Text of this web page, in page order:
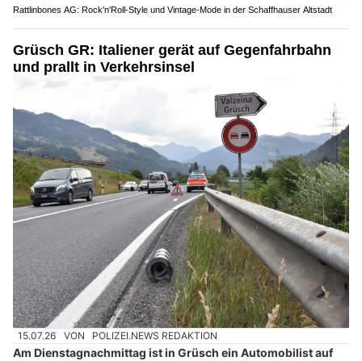
Rattlinbones AG: Rock'n'Roll-Style und Vintage-Mode in der Schaffhauser Altstadt
Grüsch GR: Italiener gerät auf Gegenfahrbahn
und prallt in Verkehrsinsel
15.07.26 VON POLIZEI.NEWS REDAKTION
Am Dienstagnachmittag ist in Grüsch ein Automobilist auf